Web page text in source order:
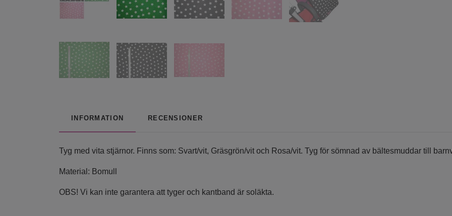
INFORMATION RECENSIONER
Tyg med vita stjärnor. Finns som: Svart/vit, Gräsgrön/vit och Rosa/vit. Tyg för sömnad av bältesmuddar till
Material: Bomull
OBS! Vi kan inte garantera att tyger och kantband är soläkta.